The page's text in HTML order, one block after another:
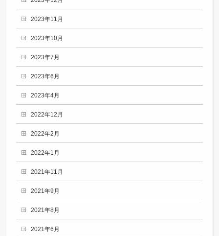
2023年11月
2023年10月
2023年7月
2023年6月
2023年4月
2022年12月
2022年2月
2022年1月
2021年11月
2021年9月
2021年8月
2021年6月